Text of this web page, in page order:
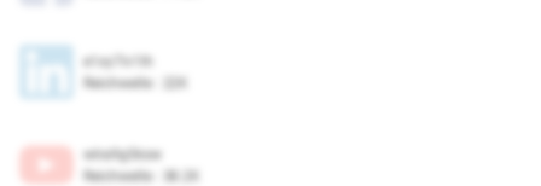
e1xy7iv1lh
Reichweite
wlra9g5ksw
Reichweite
38.2K